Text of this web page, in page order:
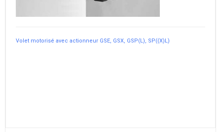
Volet motorisé avec actionneur GSE, GSX, GSP(L), SP((X)L)